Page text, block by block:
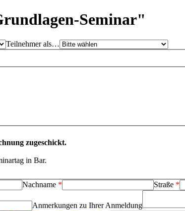
Seminar"
Teilnehmer als…
zugeschickt.
in Bar.
Nachname * Straße *
Anmerkungen zu Ihrer Anmeldung